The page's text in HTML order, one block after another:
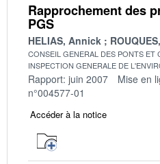
Rapprochement des
PGS
HELIAS, Annick
CONSEIL GENERAL DES PONTS ET
INSPECTION GENERALE DE
Rapport: juin 2007 Mise en
n°004577-01
Accéder à la notice